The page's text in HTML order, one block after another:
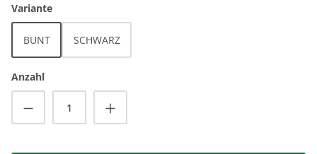
Varianteauswählen
BUNT SCHWARZ
Anzahl
Produkt Anzahl: Gib den gewünschten